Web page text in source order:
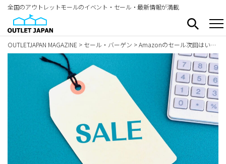
全国のアウトレットモールのイベント・セール・最新情報が満載
OUTLETJAPAN MAGAZINE > セール・バーゲン >Amazonのセール次回はいつ？【23最新】一番安い時期や年間スケジュール・おすすめ商品も紹介！